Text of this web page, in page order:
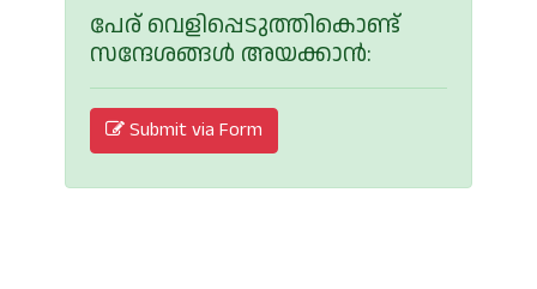
പേര് വെളിപ്പെടുത്തികൊണ്ട്
സന്ദേശങ്ങള്‍ അയക്കാന്‍:
Submit via Form